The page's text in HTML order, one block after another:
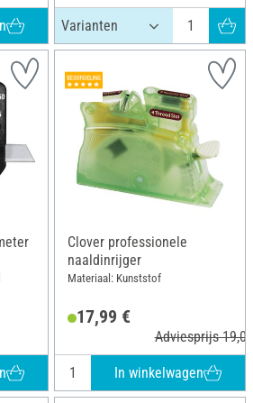
Clover professionele
naaldinrijger
Materiaal: Kunststof
17,99 €
Adviesprijs
In winkelwagen